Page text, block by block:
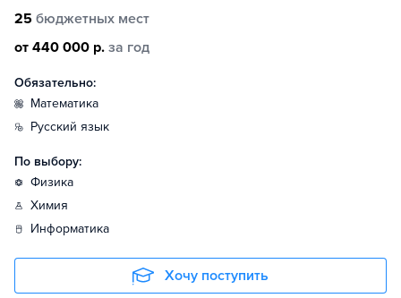
25 бюджетных мест
от 440 000 р. за год
Обязательно:
математика
русский язык
По выбору:
физика
химия
информатика
Хочу поступить